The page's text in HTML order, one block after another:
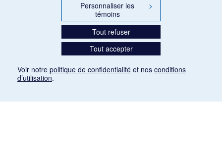
Personnaliser les
témoins
>
Tout refuser
Tout accepter
Voir notre politique de confidentialité et nos conditions
d’utilisation.